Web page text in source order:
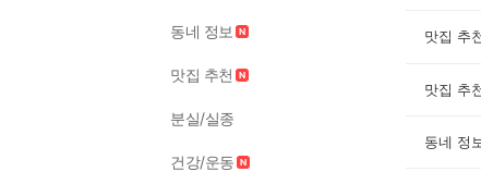
동네 정보
맛집 추천
분실/실종
건강/운동
맛집 추
맛집 추
동네 정